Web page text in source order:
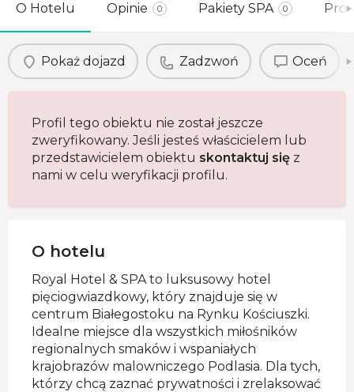
O Hotelu Opinie 0 Pakiety SPA 0
Pokaż dojazd Zadzwoń Oceń
Profil tego obiektu nie został jeszcze
zweryfikowany. Jeśli jesteś właścicielem lub
przedstawicielem obiektu skontaktuj się z
nami w celu weryfikacji profilu.
O hotelu
Royal Hotel & SPA to luksusowy hotel
pięciogwiazdkowy, który znajduje się w
centrum Białegostoku na Rynku Kościuszki.
Idealne miejsce dla wszystkich miłośników
regionalnych smaków i wspaniałych
krajobrazów malowniczego Podlasia. Dla tych,
którzy chcą zaznać prywatności i zrelaksować